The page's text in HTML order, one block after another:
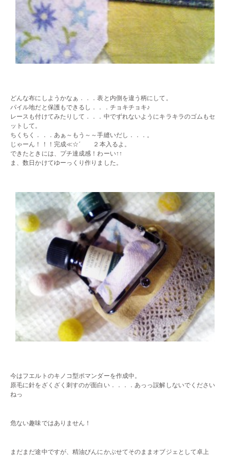
どんな布にしようかなぁ．．．表と内側を違う柄にして。
パイル地だと保護もできるし．．．チョキチョキ♪
レースも付けてみたりして．．．中でずれないようにキラキラのゴムもセ
ットして。
ちくちく．．．あぁ～もう～～手縫いだし．．．。
じゃーん！！！完成≪☆´ ２本入るよ。
できたときには、プチ達成感！わーい↑↑
ま、数日かけてゆーっくり作りました。
今はフエルトのキノコ型ポマンダーを作成中。
原毛に針をざくざく刺すのが面白い．．．．あっっ誤解しないでください
ねっ
危ない趣味ではありません！
まだまだ途中ですが、精油びんにかぶせてそのままオブジェとして卓上